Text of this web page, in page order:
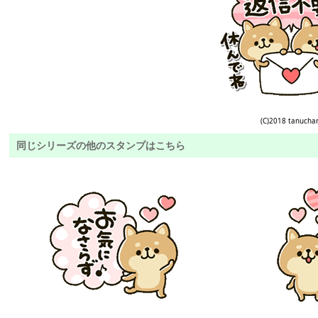
(C)2018
同じシリーズの他のスタンプはこちら